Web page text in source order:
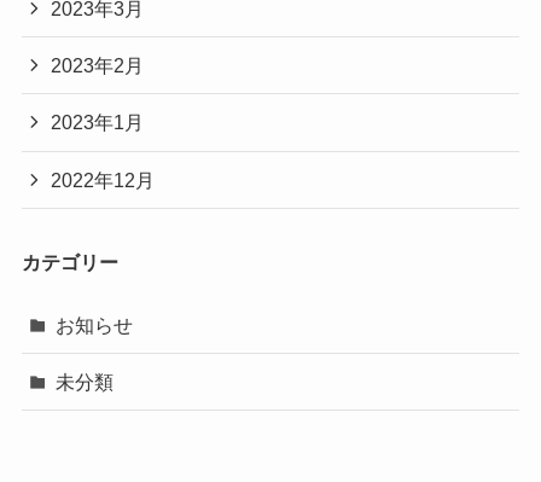
2023年3月
2023年2月
2023年1月
2022年12月
カテゴリー
お知らせ
未分類